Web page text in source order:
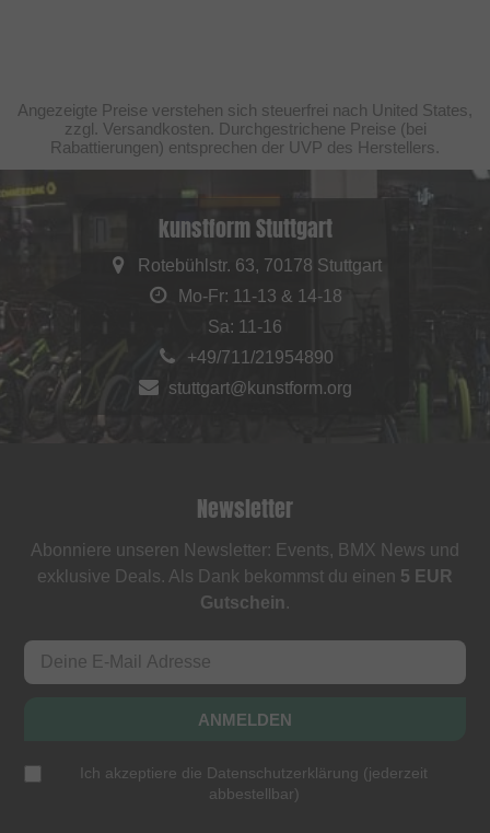
Angezeigte Preise verstehen sich steuerfrei nach United States,
zzgl. Versandkosten. Durchgestrichene Preise (bei
Rabattierungen) entsprechen der UVP des Herstellers.
kunstform Stuttgart
Rotebühlstr. 63, 70178 Stuttgart
Mo-Fr: 11-13 & 14-18
Sa: 11-16
+49/711/21954890
stuttgart@kunstform.org
Newsletter
Abonniere unseren Newsletter: Events, BMX News und
exklusive Deals. Als Dank bekommst du einen 5 EUR
Gutschein.
ANMELDEN
Ich akzeptiere die Datenschutzerklärung (jederzeit
abbestellbar)